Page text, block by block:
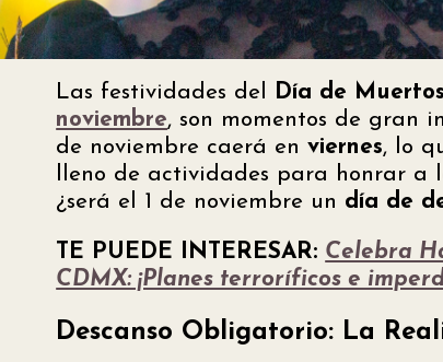
Las festividades del Día de Muertos
noviembre, son momentos de gran
de noviembre caerá enviernes, lo
lleno de actividades para honrar a
¿será el 1 de noviembre un día de
TE PUEDE INTERESAR: Celebra
CDMX: ¡Planes terroríficos e
Descanso Obligatorio: La